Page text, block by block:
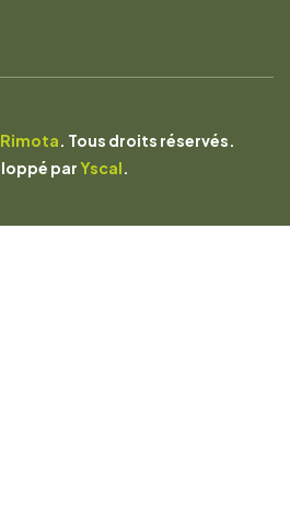
Rimota. Tous droits réservés.
parYscal.